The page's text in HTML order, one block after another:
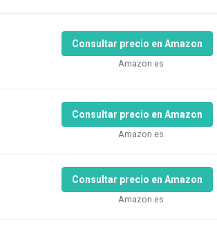
Consultar precio en Amazon
Amazon.es
Consultar precio en Amazon
Amazon.es
Consultar precio en Amazon
Amazon.es